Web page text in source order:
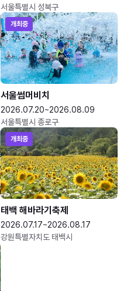
서울특별시 성북구
개최중
서울썸머비치
2026.07.20~2026.08.09
서울특별시 종로구
개최중
태백 해바라기축제
2026.07.17~2026.08.17
강원특별자치도 태백시